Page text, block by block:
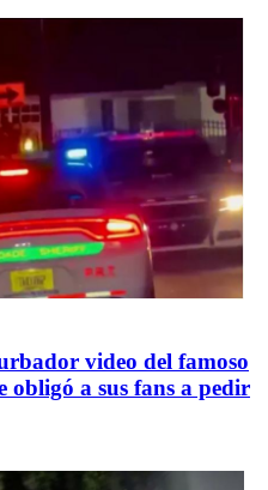
video del famoso
obligó a sus fans a pedir